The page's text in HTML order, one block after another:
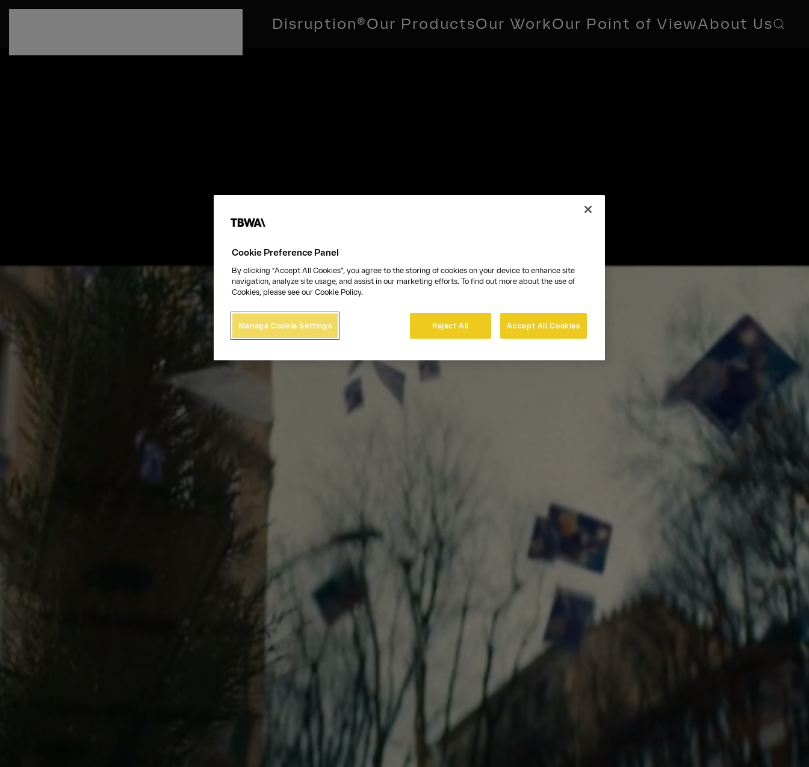
Disruption®Our ProductsOur WorkOur Point of ViewAbout Us
Cookie Preference Panel
By clicking “Accept All Cookies”, you agree to the storing of cookies on your device to enhance site
navigation, analyze site usage, and assist in our marketing efforts. To find out more about the use of
Cookies, please see our Cookie Policy.
Reject All Accept All Cookies
Manage Cookie Settings